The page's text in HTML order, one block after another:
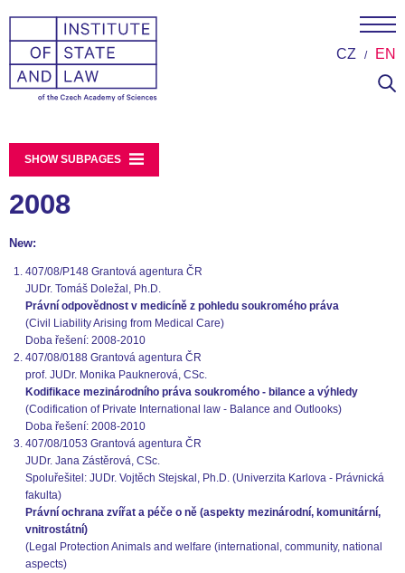
CZ EN
SHOW SUBPAGES
2008
New:
407/08/P148 Grantová agentura ČR
JUDr. Tomáš Doležal, Ph.D.
Právní odpovědnost v medicíně z pohledu soukromého práva
(Civil Liability Arising from Medical Care)
Doba řešení: 2008-2010
407/08/0188 Grantová agentura ČR
prof. JUDr. Monika Pauknerová, CSc.
Kodifikace mezinárodního práva soukromého - bilance a výhledy
(Codification of Private International law - Balance and Outlooks)
Doba řešení: 2008-2010
407/08/1053 Grantová agentura ČR
JUDr. Jana Zástěrová, CSc.
Spoluřešitel: JUDr. Vojtěch Stejskal, Ph.D. (Univerzita Karlova - Právnická
fakulta)
Právní ochrana zvířat a péče o ně (aspekty mezinárodní, komunitární,
vnitrostátní)
(Legal Protection Animals and welfare (international, community, national
aspects)